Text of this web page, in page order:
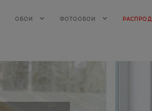
ОБОИ ФОТООБОИ